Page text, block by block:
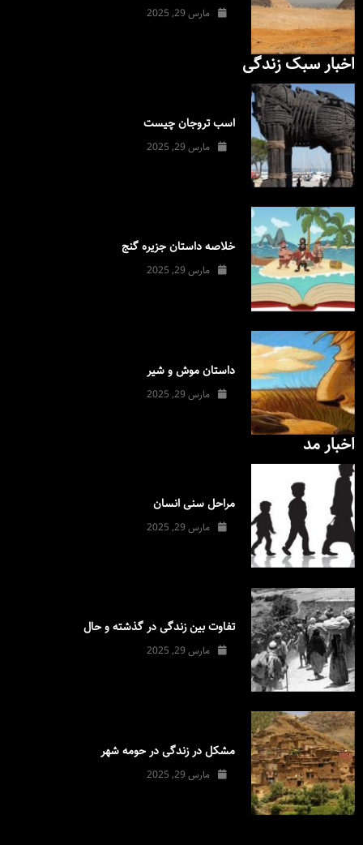
مارس 29, 2025
اخبار سبک زندگی
اسب تروجان چیست
مارس 29, 2025
خلاصه داستان جزیره گنج
مارس 29, 2025
داستان موش و شیر
مارس 29, 2025
اخبار مد
مراحل سنی انسان
مارس 29, 2025
تفاوت بین زندگی در گذشته و حال
مارس 29, 2025
مشکل در زندگی در حومه شهر
مارس 29, 2025